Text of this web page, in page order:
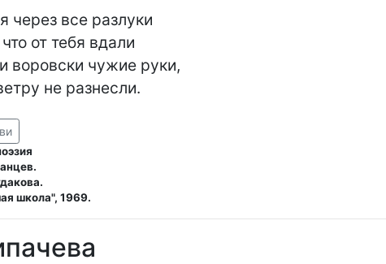
через все разлуки
от тебя вдали
воровски чужие руки,
не разнесли.
школа", 1969.